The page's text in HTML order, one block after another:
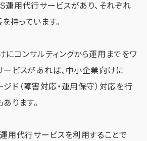
運用代行サービスがあり、それぞれ
持っています。
にコンサルティングから運用までをワ
ービスがあれば、中小企業向けに
ド（障害対応・運用保守）対応を行
ります。
用代行サービスを利用することで